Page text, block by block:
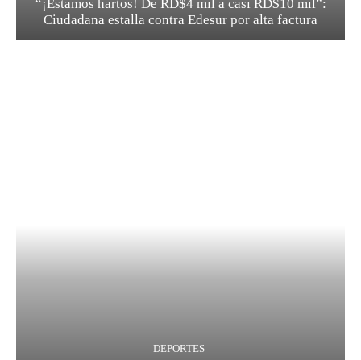
“¡Estamos hartos! De RD$4 mil a casi RD$10 mil”:
Ciudadana estalla contra Edesur por alta factura
DEPORTES